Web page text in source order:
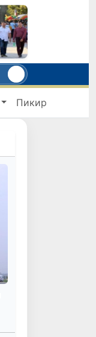
Пикир